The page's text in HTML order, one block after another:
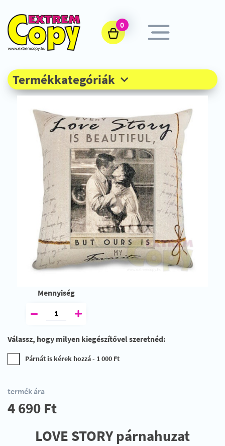
0
Termékkategóriák
Mennyiség
Válassz, hogy milyen kiegészítővel szeretnéd:
Párnát is kérek hozzá - 1 000 Ft
termék ára
4 690 Ft
LOVE STORY párnahuzat